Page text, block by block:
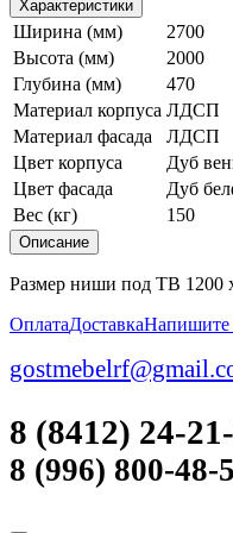
Характеристики
Ширина (мм)
2700
Высота (мм)
2000
Глубина (мм)
470
Материал корпуса ЛДСП
Материал фасада
ЛДСП
Цвет корпуса
Дуб
Цвет фасада
Дуб
Вес (кг)
150
Описание
Размер ниши под ТВ 1200
ОплатаДоставкаНапишите
8 (8412) 24-
8 (996) 800-48-